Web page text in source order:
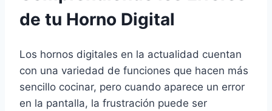
de tu Horno Digital
Los hornos digitales en la actualidad cuentan
con una variedad de funciones que hacen más
sencillo cocinar, pero cuando aparece un error
en la pantalla, la frustración puede ser